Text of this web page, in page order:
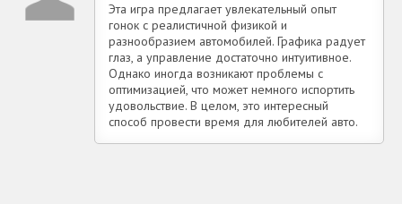
Эта игра предлагает увлекательный опыт
гонок с реалистичной физикой и
разнообразием автомобилей. Графика радует
глаз, а управление достаточно интуитивное.
Однако иногда возникают проблемы с
оптимизацией, что может немного испортить
удовольствие. В целом, это интересный
способ провести время для любителей авто.